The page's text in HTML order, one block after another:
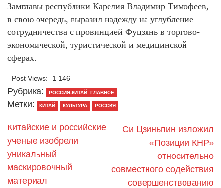
Замглавы республики Карелия Владимир Тимофеев,
в свою очередь, выразил надежду на углубление
сотрудничества с провинцией Фуцзянь в торгово-
экономической, туристической и медицинской
сферах.
Post Views: 1 146
Рубрика: РОССИЯ-КИТАЙ: ГЛАВНОЕ
Метки: КИТАЙ КУЛЬТУРА РОССИЯ
Китайские и российские
ученые изобрели
уникальный
маскировочный
материал
Си Цзиньпин изложил
«Позиции КНР»
относительно
совместного содействия
совершенствованию